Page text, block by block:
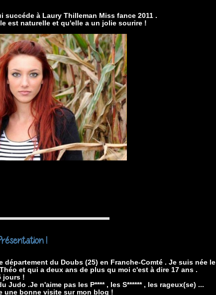
succéde à Laury Thilleman Miss fance 2011 .
est naturelle et qu'elle a un jolie sourire !
!
du Doubs (25) en Franche-Comté . Je suis née le
et qui a deux ans de plus qu moi c'est à dire 17 ans .
jours !
.Je n'aime pas les P**** , les S****** , les rageux(se) ...
une bonne visite sur mon blog !